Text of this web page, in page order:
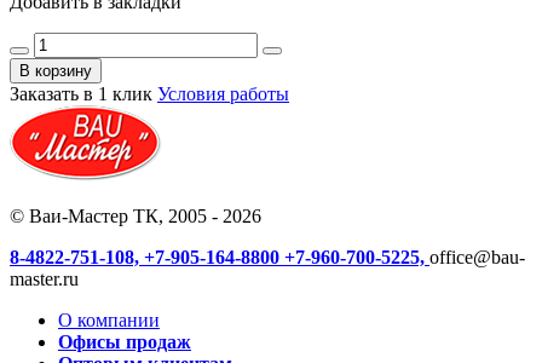
В корзину
Заказать в 1 клик Условия работы
© Ваи-Мастер ТК, 2005 - 2026
8-4822-751-108, +7-905-164-8800 +7-960-700-5225, office@bau-
master.ru
О компании
Офисы продаж